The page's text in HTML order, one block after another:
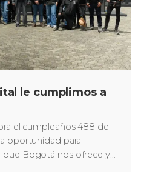
le cumplimos a
el cumpleaños 488 de
oportunidad para
Bogotá nos ofrece y